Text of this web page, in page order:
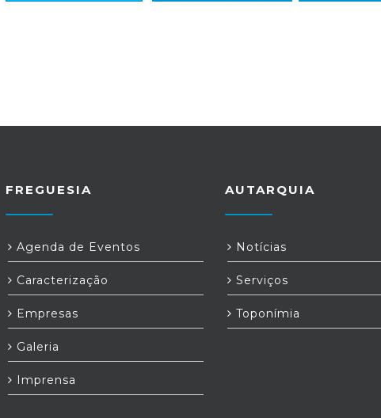
FREGUESIA
Agenda de Eventos
Caracterização
Empresas
Galeria
Imprensa
AUTARQUIA
Notícias
Serviços
Toponímia